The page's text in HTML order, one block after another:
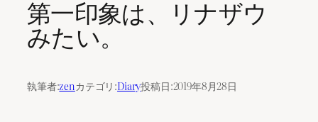
第一印象は、リナザウ
みたい。
執筆者:zenカテゴリ:Diary投稿日:2019年8月28日